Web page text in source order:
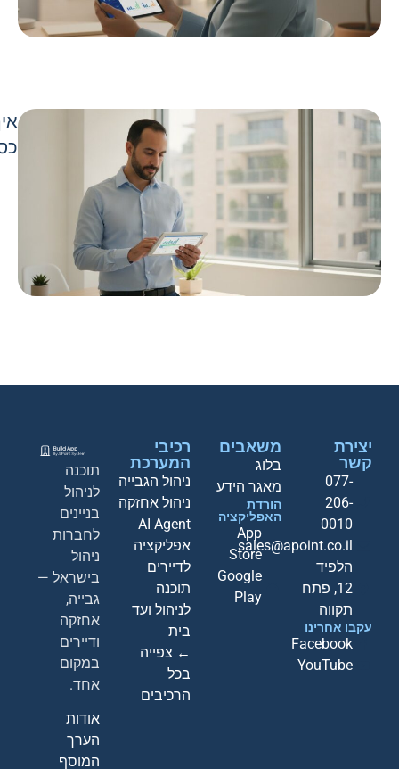
תוכנה
לניהול
בניינים
לחברות
ניהול
בישראל —
גבייה,
אחזקה
ודיירים
במקום
אחד.
אודות
הערך
המוסף
רכיבי
המערכת
ניהול הגבייה
ניהול אחזקה
AI Agent
אפליקציה
לדיירים
תוכנה
לניהול ועד
בית
← צפייה
בכל
הרכיבים
משאבים
בלוג
מאגר הידע
הורדת
האפליקציה
App
Store
Google
Play
יצירת
קשר
077-
206-
0010
sales@apoint.co.il
הלפיד
12, פתח
תקווה
עקבו אחרינו
Facebook
YouTube